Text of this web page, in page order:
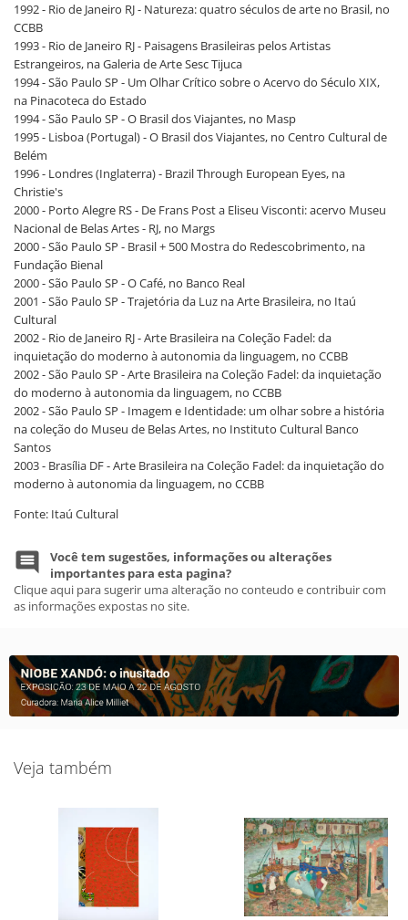
1992 - Rio de Janeiro RJ - Natureza: quatro séculos de arte no Brasil, no
CCBB
1993 - Rio de Janeiro RJ - Paisagens Brasileiras pelos Artistas
Estrangeiros, na Galeria de Arte Sesc Tijuca
1994 - São Paulo SP - Um Olhar Crítico sobre o Acervo do Século XIX,
na Pinacoteca do Estado
1994 - São Paulo SP - O Brasil dos Viajantes, no Masp
1995 - Lisboa (Portugal) - O Brasil dos Viajantes, no Centro Cultural de
Belém
1996 - Londres (Inglaterra) - Brazil Through European Eyes, na
Christie's
2000 - Porto Alegre RS - De Frans Post a Eliseu Visconti: acervo Museu
Nacional de Belas Artes - RJ, no Margs
2000 - São Paulo SP - Brasil + 500 Mostra do Redescobrimento, na
Fundação Bienal
2000 - São Paulo SP - O Café, no Banco Real
2001 - São Paulo SP - Trajetória da Luz na Arte Brasileira, no Itaú
Cultural
2002 - Rio de Janeiro RJ - Arte Brasileira na Coleção Fadel: da
inquietação do moderno à autonomia da linguagem, no CCBB
2002 - São Paulo SP - Arte Brasileira na Coleção Fadel: da inquietação
do moderno à autonomia da linguagem, no CCBB
2002 - São Paulo SP - Imagem e Identidade: um olhar sobre a história
na coleção do Museu de Belas Artes, no Instituto Cultural Banco
Santos
2003 - Brasília DF - Arte Brasileira na Coleção Fadel: da inquietação do
moderno à autonomia da linguagem, no CCBB
Fonte: Itaú Cultural
Você tem sugestões, informações ou alterações
importantes para esta pagina?
Clique aqui para sugerir uma alteração no conteudo e contribuir com
as informações expostas no site.
Veja também